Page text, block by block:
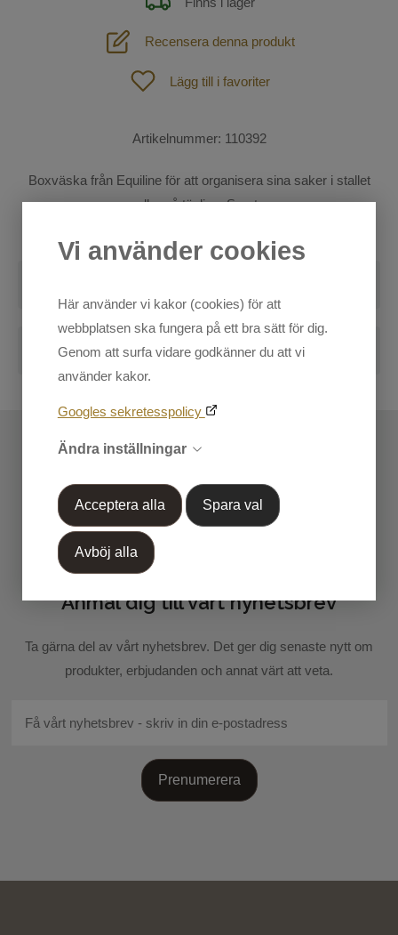
Vi använder cookies
Här använder vi kakor (cookies) för att
webbplatsen ska fungera på ett bra sätt för dig.
Genom att surfa vidare godkänner du att vi
använder kakor.
Googles sekretesspolicy
Ändra inställningar
Acceptera alla Spara val
Avböj alla
Skor & stövlar
Kepsar
Väskor
Säkerhetsvästar
Övrigt
Herr
Kundtjänst
Handla efter Varumärke
OUTLET 50%-70%
Recensera denna produkt
Lägg till i favoriter
Artikelnummer: 110392
Boxväska från Equiline för att organisera sina saker i stallet
eller på tävling. Svart.
Skriv en recension
Skicka recension
Blogg
blogg.
Anmäl dig till vårt nyhetsbrev
Ta gärna del av vårt nyhetsbrev. Det ger dig senaste nytt om
produkter, erbjudanden och annat värt att veta.
Prenumerera